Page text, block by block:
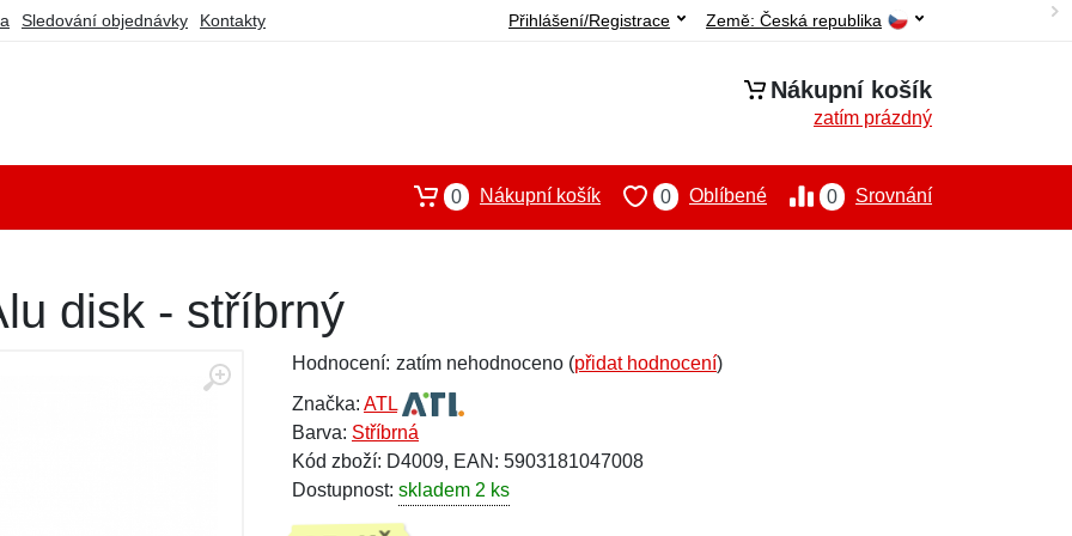
Sledování objednávky Kontakty Země: Česká republika
Přihlášení/Registrace
Nákupní košík
zatím prázdný
0 Srovnání
0 Oblíbené
0 Nákupní košík
disk - stříbrný
Hodnocení: zatím nehodnoceno (přidat hodnocení)
Značka: ATL
Barva: Stříbrná
Kód zboží: D4009, EAN: 5903181047008
Dostupnost: skladem 2 ks